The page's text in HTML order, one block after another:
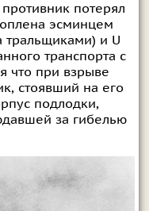
потерял
эсминцем
тральщиками) и U
транспорта с
что при взрыве
стоявший на его
подлодки,
за гибелью